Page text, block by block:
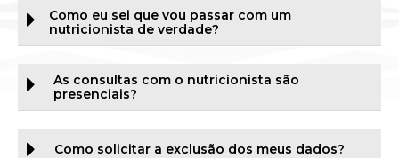
Como eu sei que vou passar com um
nutricionista de verdade?
As consultas com o nutricionista são
presenciais?
Como solicitar a exclusão dos meus dados?